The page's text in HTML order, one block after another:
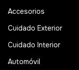
Accesorios
Cuidado Exterior
Cuidado Interior
Automóvil